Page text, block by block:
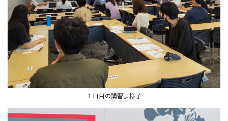
１日目の講習よ様子